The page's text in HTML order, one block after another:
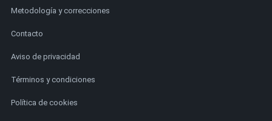
Metodología y correcciones
Contacto
Aviso de privacidad
Términos y condiciones
Política de cookies